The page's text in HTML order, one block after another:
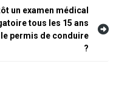
un examen médical
tous les 15 ans
permis de conduire
?